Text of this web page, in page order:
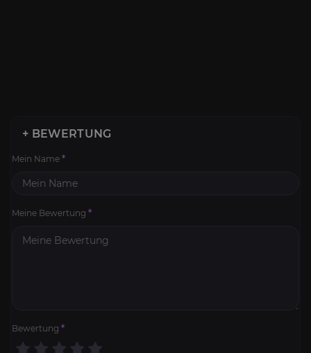
+ BEWERTUNG
Mein Name *
Meine Bewertung *
Bewertung *